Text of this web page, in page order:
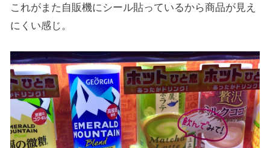
これがまた自販機にシール貼っているから商品が見え
にくい感じ。